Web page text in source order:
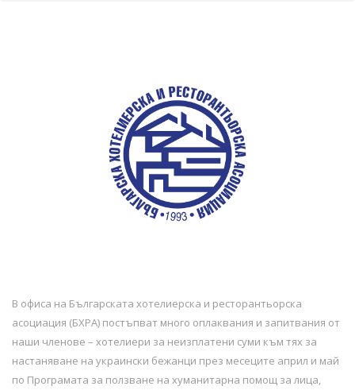
В офиса на Българската хотелиерска и ресторантьорска
асоциация (БХРА) постъпват много оплаквания и запитвания от
наши членове – хотелиери за неизплатени суми към тях за
настаняване на украински бежанци през месеците април и май
по Програмата за ползване на хуманитарна помощ за лица,